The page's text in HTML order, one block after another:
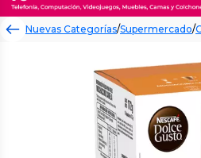
Nuevas Categorías/Supermercado/